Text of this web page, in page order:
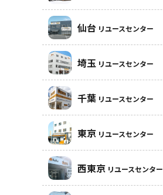
仙台 リユースセンター
埼玉 リユースセンター
千葉 リユースセンター
東京 リユースセンター
西東京 リユースセンター